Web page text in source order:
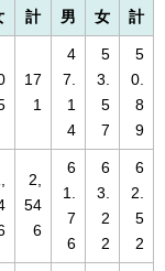
計 男 女 計
17
1
4
7.
1
4
5
3.
5
7
5
0.
8
9
2,
54
6
6
1.
7
6
6
3.
2
2
6
2.
5
2